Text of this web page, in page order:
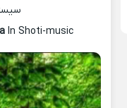
In Shoti-music